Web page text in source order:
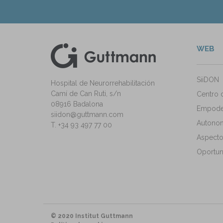
Hospital de Neurorrehabilitación
Camí de Can Ruti, s/n
08916 Badalona
siidon@guttmann.com
T. +34 93 497 77 00
WEB
SiiDON
Centro
© 2020 Institut Guttmann